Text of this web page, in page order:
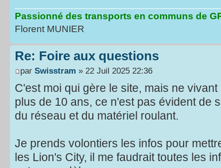
Passionné des transports en communs de
Florent MUNIER
Re: Foire aux questions
par Swisstram » 22 Juil 2025 22:36
C'est moi qui gère le site, mais ne
plus de 10 ans, ce n'est pas évident de
du réseau et du matériel roulant.
Je prends volontiers les infos pour
les Lion's City, il me faudrait toutes les